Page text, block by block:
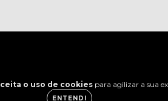
o uso de cookiespara agilizar a sua
ENTENDI